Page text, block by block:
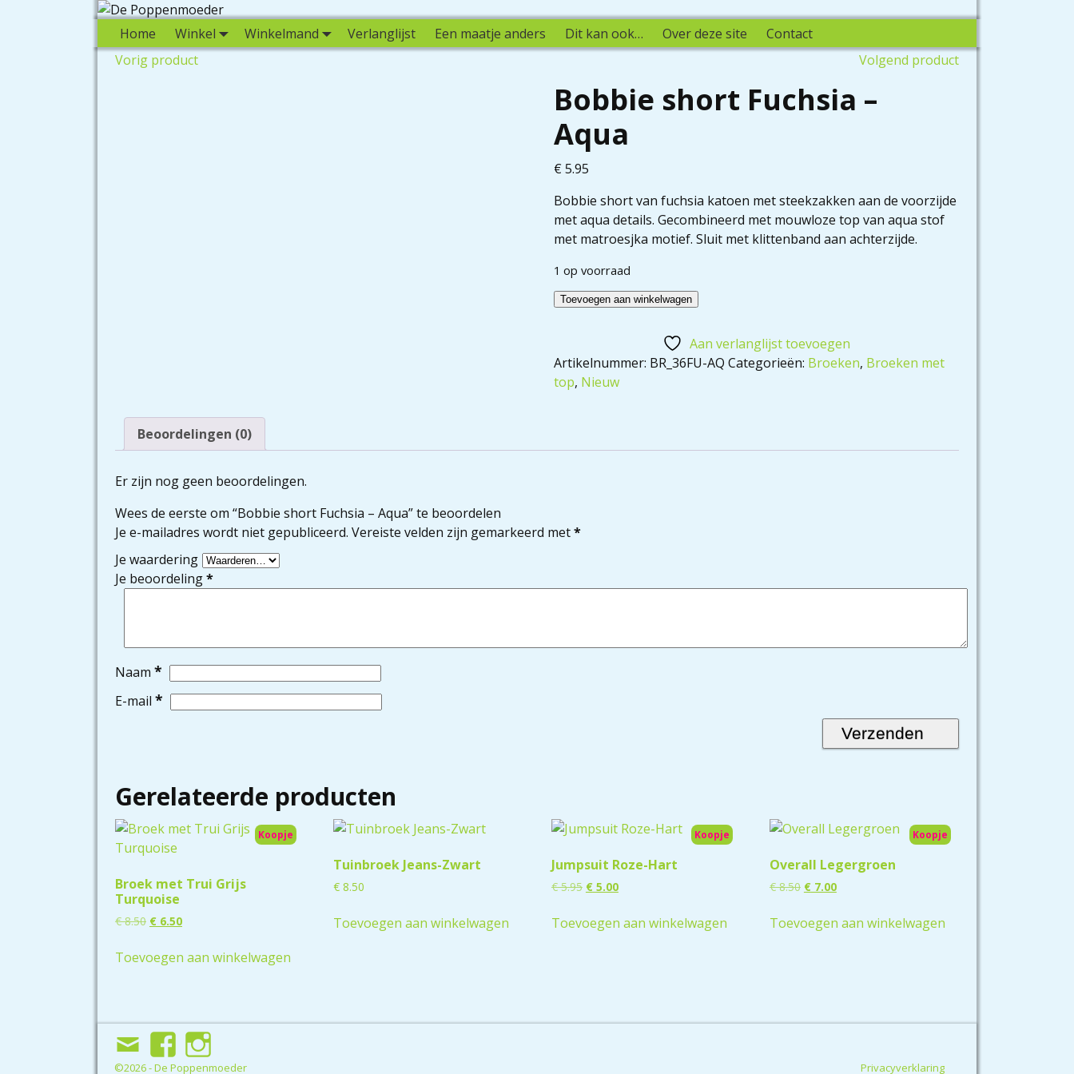
Home Winkel Winkelmand Verlanglijst Een maatje anders Dit kan ook… Over deze site
Contact
Vorig product
Volgend product
Bobbie short Fuchsia –
Aqua
€ 5.95
Bobbie short van fuchsia katoen met steekzakken aan de voorzijde
met aqua details. Gecombineerd met mouwloze top van aqua stof
met matroesjka motief. Sluit met klittenband aan achterzijde.
1 op voorraad
Toevoegen aan winkelwagen
Aan verlanglijst toevoegen
Artikelnummer: BR_36FU-AQ Categorieën: Broeken, Broeken met
top, Nieuw
Beoordelingen (0)
Er zijn nog geen beoordelingen.
Wees de eerste om “Bobbie short Fuchsia – Aqua” te beoordelen
Je e-mailadres wordt niet gepubliceerd. Vereiste velden zijn gemarkeerd met*
Je waardering
Je beoordeling*
Naam *
E-mail *
Gerelateerde producten
Koopje
Broek met Trui Grijs
Turquoise
€8.50 € 6.50
Toevoegen aan winkelwagen
Tuinbroek Jeans-Zwart
€8.50
Toevoegen aan winkelwagen
Koopje
Jumpsuit Roze-Hart
€5.95 €5.00
Toevoegen aan winkelwagen
Koopje
Overall Legergroen
€8.50 €7.00
Toevoegen aan winkelwagen
©2026 -De Poppenmoeder Privacyverklaring